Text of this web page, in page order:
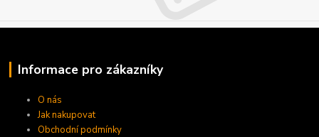
Informace pro zákazníky
O nás
Jak nakupovat
Obchodní podmínky